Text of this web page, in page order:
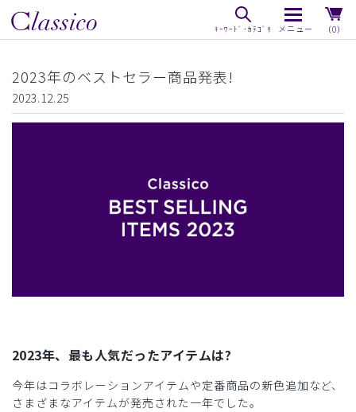
（0）
2023年のベストセラー商品発表!
2023.12.25
2023年、最も人気だったアイテムは?
今年はコラボレーションアイテムや定番商品の新色追加など、
さまざまなアイテムが発売された一年でした。